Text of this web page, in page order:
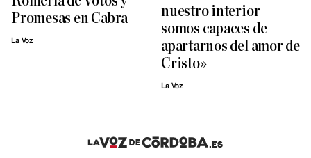
Promesas en Cabra
La Voz
nuestro interior
somos capaces de
apartarnos del amor de
Cristo»
La Voz